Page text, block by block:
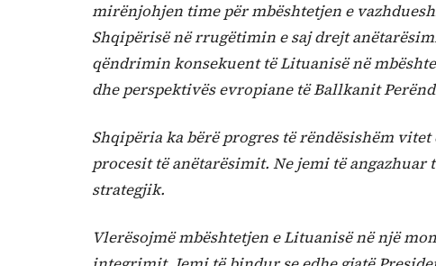
mirënjohjen time për mbështetjen e
Shqipërisë në rrugëtimin e saj drejt
qëndrimin konsekuent të Lituanisë në
dhe perspektivës evropiane të Ballkanit
Shqipëria ka bërë progres të rëndësishëm
procesit të anëtarësimit. Ne jemi të
strategjik.
Vlerësojmë mbështetjen e Lituanisë në një